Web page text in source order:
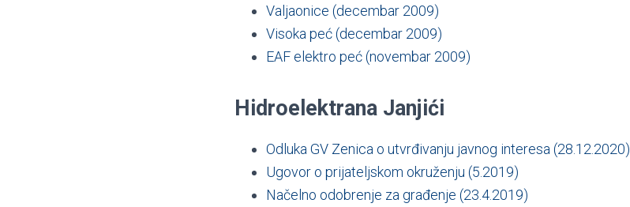
Valjaonice (decembar 2009)
Visoka peć (decembar 2009)
EAF elektro peć (novembar 2009)
Hidroelektrana Janjići
Odluka GV Zenica o utvrđivanju javnog interesa (28.12.2020)
Ugovor o prijateljskom okruženju (5.2019)
Načelno odobrenje za građenje (23.4.2019)